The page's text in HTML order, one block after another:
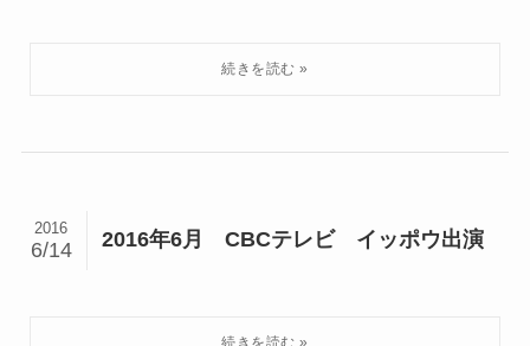
2016年6月 CBCテレビ イッポウ出演
2016
6/14